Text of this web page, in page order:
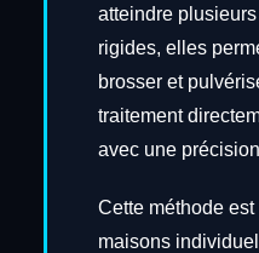
atteindre
rigides, elles
brosser et
traitement
avec une
Cette méthode
maisons